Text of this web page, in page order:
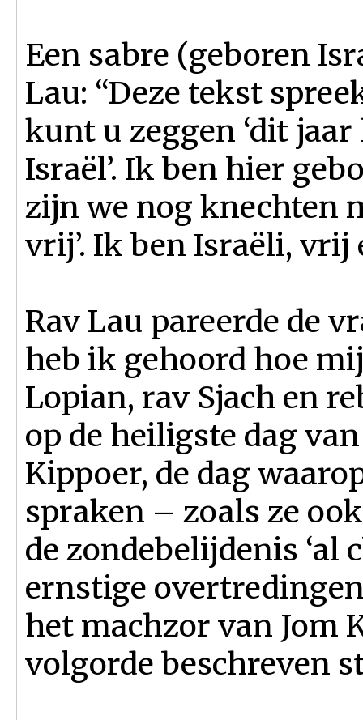
Een sabre (geboren
Lau: “Deze tekst
kunt u zeggen ‘dit
Israël’. Ik ben hier
zijn we nog knechten
vrij’. Ik ben Israëli, vrij
Rav Lau pareerde de
heb ik gehoord hoe
Lopian, rav Sjach en
op de heiligste dag
Kippoer, de dag
spraken – zoals ze
de zondebelijdenis ‘al
ernstige
het machzor van Jom
volgorde beschreven